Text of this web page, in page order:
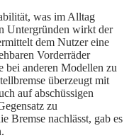
was im Alltag
Untergründen wirkt der
dem Nutzer eine
Vorderräder
bei anderen Modellen zu
überzeugt mit
auf abschüssigen
zu
Bremse nachlässt, gab es